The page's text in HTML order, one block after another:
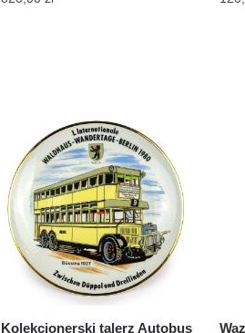
Kolekcjonerski talerz Autobus